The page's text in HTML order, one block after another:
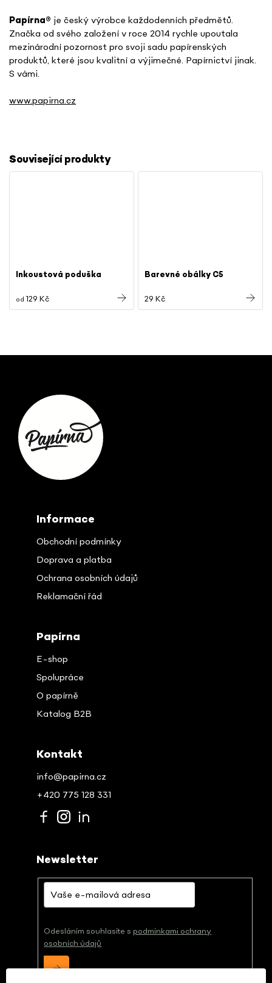
Související produkty
Inkoustová poduška
od 129 Kč
Barevné obálky C5
29 Kč
Papírna® je český výrobce každodenních předmětů.
Značka od svého založení v roce 2014 rychle upoutala
mezinárodní pozornost pro svoji sadu papírenských
produktů, které jsou kvalitní a výjimečné. Papírnictví jinak.
S vámi.
www.papirna.cz
Informace
Obchodní podmínky
Doprava a platba
Ochrana osobních údajů
Reklamační řád
Papírna
E-shop
Spolupráce
O papírně
Katalog B2B
Kontakt
info@papirna.cz
+420 775 128 331
Newsletter
Odesláním souhlasíte s podmínkami ochrany
osobních údajů